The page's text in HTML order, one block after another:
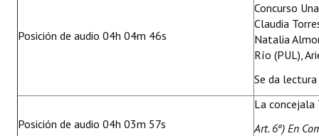
Posición de audio 04h 04m 46s
Concurso
Claudia
Natalia
Río (PUL),
Se da
Posición de audio 04h 03m 57s
La concejala
Art. 6º) En